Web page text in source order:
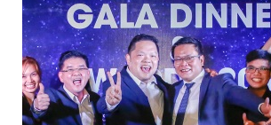
HỆ THỐNG BƠM NÂNG NƯỚC
HỆ THỐNG CẤP NƯỚC UỐNG